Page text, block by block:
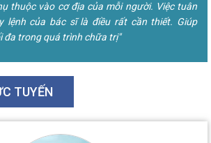
thuộc vào cơ địa của mỗi người. Việc tuân
lệnh của bác sĩ là điều rất cần thiết. Giúp
đa trong quá trình chữa trị"
TUYẾN